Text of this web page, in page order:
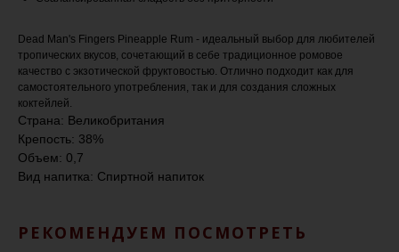
Dead Man's Fingers Pineapple Rum - идеальный выбор для любителей
тропических вкусов, сочетающий в себе традиционное ромовое
качество с экзотической фруктовостью. Отлично подходит как для
самостоятельного употребления, так и для создания сложных
коктейлей.
Страна: Великобритания
Крепость: 38%
Объем: 0,7
Вид напитка: Спиртной напиток
РЕКОМЕНДУЕМ ПОСМОТРЕТЬ